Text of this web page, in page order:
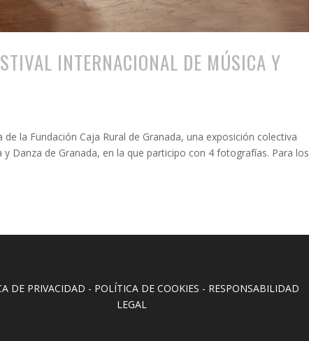
INTERNACIONAL DE MÚSICA Y
la Fundación Caja Rural de Granada, una exposición colectiva
Danza de Granada, en la que participo con 4 fotografías. Para los
DE PRIVACIDAD - POLÍTICA DE COOKIES - RESPONSABILIDAD
LEGAL